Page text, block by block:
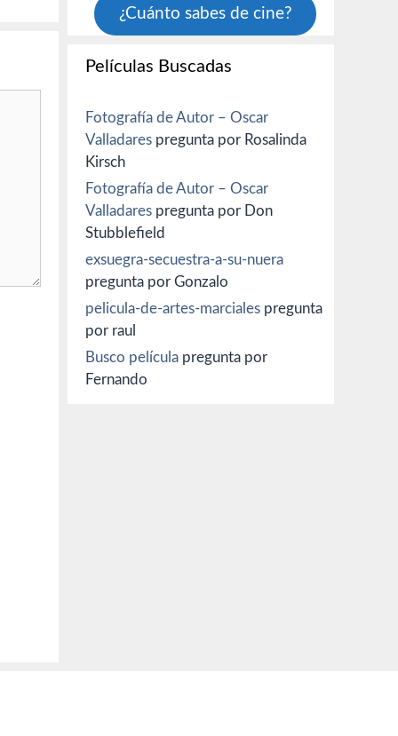
¿Cuánto sabes de cine?
Películas Buscadas
Fotografía de Autor – Oscar
Valladares pregunta por Rosalinda
Kirsch
Fotografía de Autor – Oscar
Valladares pregunta por Don
Stubblefield
exsuegra-secuestra-a-su-nuera
pregunta por Gonzalo
pelicula-de-artes-marciales pregunta
por raul
Busco película pregunta por
Fernando